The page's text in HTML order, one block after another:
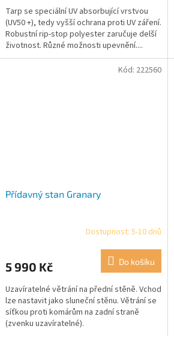
Tarp se speciální UV absorbující vrstvou
(UV50 +), tedy vyšší ochrana proti UV záření.
Robustní rip-stop polyester zaručuje delší
životnost. Různé možnosti upevnění....
Přídavný stan Granary
Dostupnost: 5-10 dnů
5 990 Kč Do košíku
Uzavíratelné větrání na přední stěně. Vchod
lze nastavit jako sluneční stěnu. Větrání se
síťkou proti komárům na zadní straně
(zvenku uzavíratelné).
Kód: 222560